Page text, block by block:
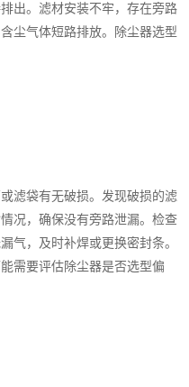
出。滤材安装不牢，存在旁路
尘气体短路排放。除尘器选型
滤袋有无破损。发现破损的滤
况，确保没有旁路泄漏。检查
气，及时补焊或更换密封条。
需要评估除尘器是否选型偏